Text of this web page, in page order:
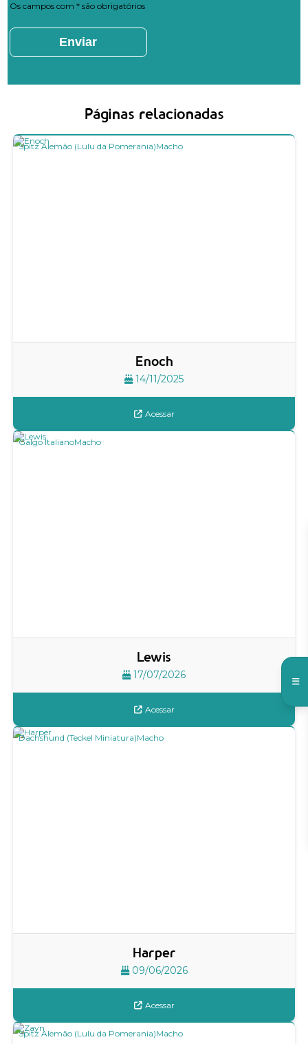
Os campos com * são obrigatórios
Páginas relacionadas
Enoch
14/11/2025
Spitz Alemão (Lulu da Pomerania)Macho
Acessar
Lewis
17/07/2026
Galgo ItalianoMacho
Acessar
Harper
09/06/2026
Dachshund (Teckel Miniatura)Macho
Acessar
Spitz Alemão (Lulu da Pomerania)Macho